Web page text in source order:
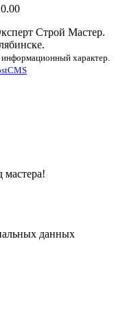
Строй Мастер.
характер.
мастера!
данных